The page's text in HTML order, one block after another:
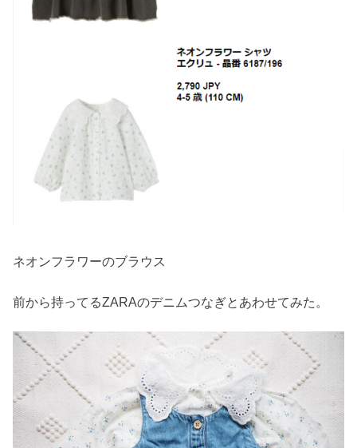
ネオンフラワーのブラウス
前から持ってるZARAのデニムつなぎとあわせてみた。